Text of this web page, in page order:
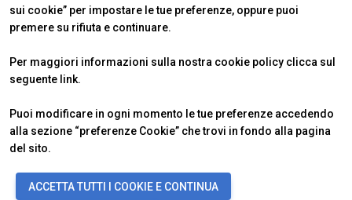
sui cookie” per impostare le tue preferenze, oppure puoi
premere su rifiuta e continuare.
Per maggiori informazioni sulla nostra cookie policy clicca sul
seguente link.
Puoi modificare in ogni momento le tue preferenze accedendo
alla sezione “preferenze Cookie” che trovi in fondo alla pagina
del sito.
ACCETTA TUTTI I COOKIE E CONTINUA
IBE Intermobility Future Ways
Newsletter
Perché visitare
ESPORRE
Perché esporre
Info utili
INFO UTILI
© 2026ITALIAN EXHIBITION GROUP SpA - Via Emilia 155, 47921 Rimini
(Italy) - Registro Imprese Rimini e C.F./P.I. 00139440408 - Cap. Soc.